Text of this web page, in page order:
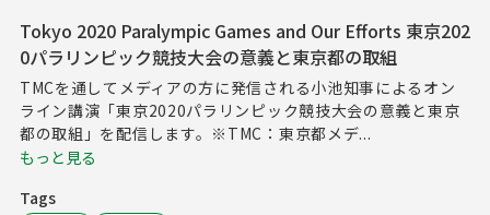
Tokyo 2020 Paralympic Games and Our Efforts 東京202
0パラリンピック競技大会の意義と東京都の取組
TMCを通してメディアの方に発信される小池知事によるオン
ライン講演「東京2020パラリンピック競技大会の意義と東京
都の取組」を配信します。※TMC：東京都メデ...
もっと見る
Tags